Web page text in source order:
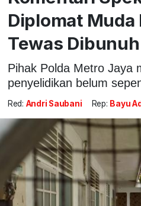
Diplomat Muda
Tewas Dibunuh
Pihak Polda Metro Jaya
penyelidikan belum
Red: Andri Saubani Rep: Bayu